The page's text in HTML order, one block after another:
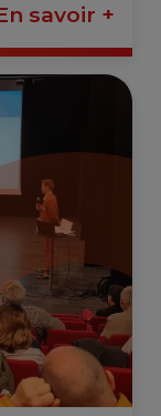
savoir +